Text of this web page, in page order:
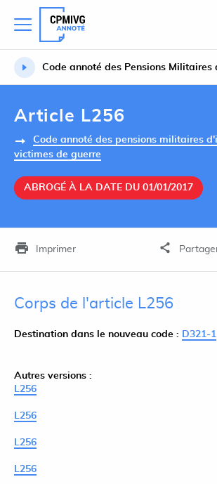
Code annoté des Pensions Militaires
Article L256
Code annoté des pensions militaires
victimes de guerre
ABROGÉ À LA DATE DU 01/01/2017
Imprimer
Corps de l'article L256
Destination dans le nouveau code : D321-1
Autres versions :
L256
L256
L256
L256